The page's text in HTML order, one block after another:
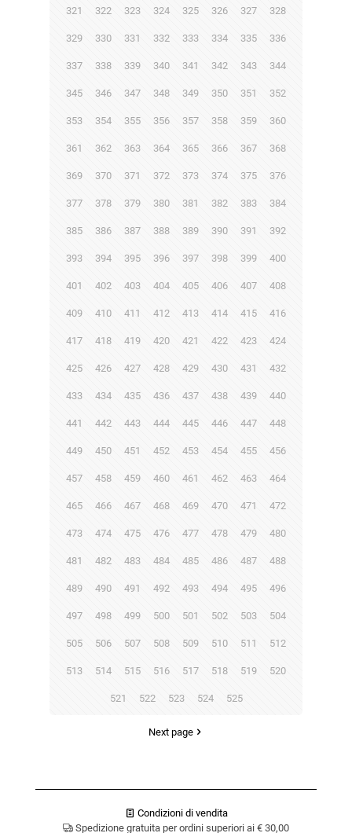
321 322 323 324 325 326 327 328
329 330 331 332 333 334 335 336
337 338 339 340 341 342 343 344
345 346 347 348 349 350 351 352
353 354 355 356 357 358 359 360
361 362 363 364 365 366 367 368
369 370 371 372 373 374 375 376
377 378 379 380 381 382 383 384
385 386 387 388 389 390 391 392
393 394 395 396 397 398 399 400
401 402 403 404 405 406 407 408
409 410 411 412 413 414 415 416
417 418 419 420 421 422 423 424
425 426 427 428 429 430 431 432
433 434 435 436 437 438 439 440
441 442 443 444 445 446 447 448
449 450 451 452 453 454 455 456
457 458 459 460 461 462 463 464
465 466 467 468 469 470 471 472
473 474 475 476 477 478 479 480
481 482 483 484 485 486 487 488
489 490 491 492 493 494 495 496
497 498 499 500 501 502 503 504
505 506 507 508 509 510 511 512
513 514 515 516 517 518 519 520
521 522 523 524 525
Next page
Condizioni di vendita
Spedizione gratuita per ordini superiori ai € 30,00